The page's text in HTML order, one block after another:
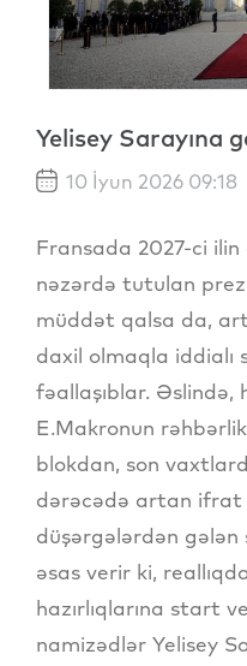
Yelisey Sarayına
10 İyun 2026 09:18
Fransada 2027-ci
nəzərdə tutulan
müddət qalsa da,
daxil olmaqla iddialı
fəallaşıblar. Əslində,
E.Makronun
blokdan, son
dərəcədə artan ifrat
düşərgələrdən
əsas verir ki,
hazırlıqlarına start
namizədlər Yelisey